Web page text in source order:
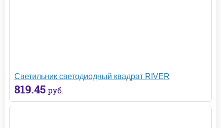
Светильник светодиодный квадрат RIVER
819.45 руб.